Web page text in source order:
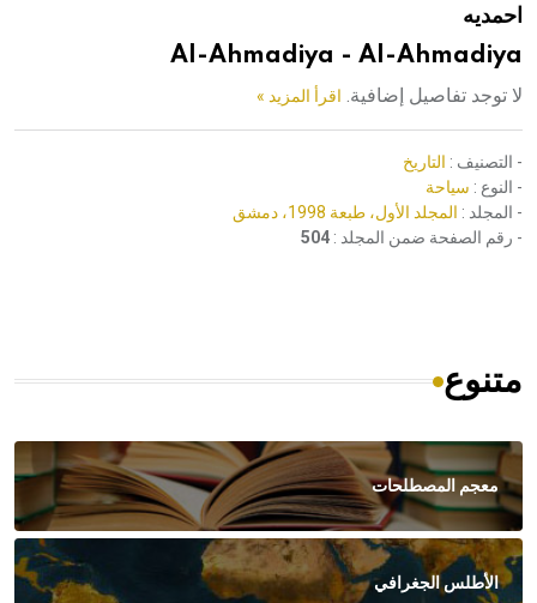
احمديه
Al-Ahmadiya - Al-Ahmadiya
لا توجد تفاصيل إضافية. اقرأ المزيد »
- التصنيف : التاريخ
- النوع : سياحة
- المجلد : المجلد الأول، طبعة 1998، دمشق
- رقم الصفحة ضمن المجلد : 504
متنوع
معجم المصطلحات
الأطلس الجغرافي